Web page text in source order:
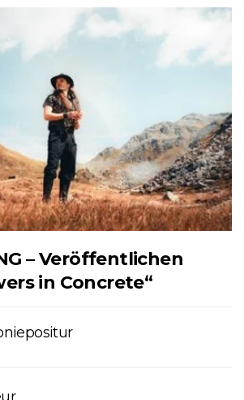
– Veröffentlichen
in Concrete“